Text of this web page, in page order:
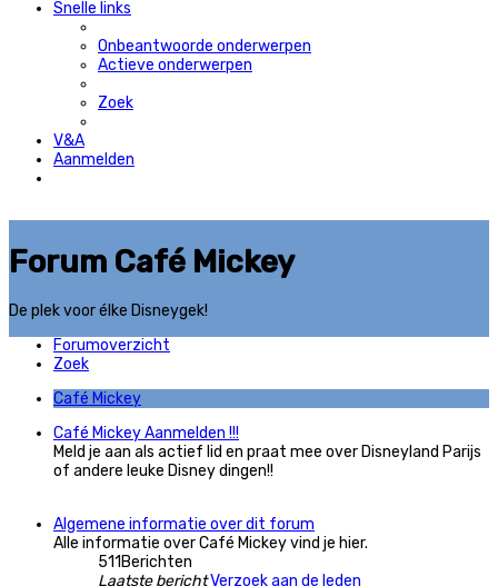
Snelle links
Onbeantwoorde onderwerpen
Actieve onderwerpen
Zoek
V&A
Aanmelden
Forum Café Mickey
De plek voor élke Disneygek!
Forumoverzicht
Zoek
Café Mickey
Café Mickey Aanmelden !!!
Meld je aan als actief lid en praat mee over Disneyland Parijs
of andere leuke Disney dingen!!
Algemene informatie over dit forum
Alle informatie over Café Mickey vind je hier.
511 Berichten
Laatste berichtVerzoek aan de leden